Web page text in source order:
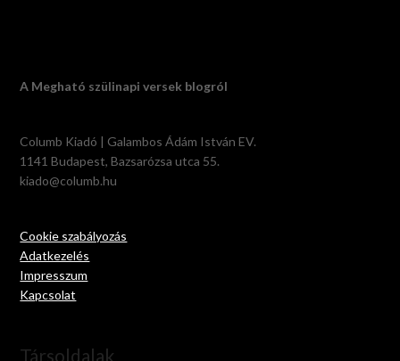
A Megható szülinapi versek blogról
Columb Kiadó | Galambos Ádám István EV.
1141 Budapest, Bazsarózsa utca 55.
kiado@columb.hu
Cookie szabályozás
Adatkezelés
Impresszum
Kapcsolat
Társoldalak